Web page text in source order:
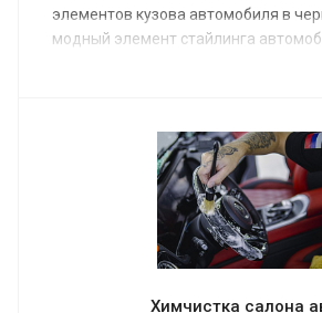
элементов кузова автомобиля в
модный элемент стайлинга
Химчистка салона